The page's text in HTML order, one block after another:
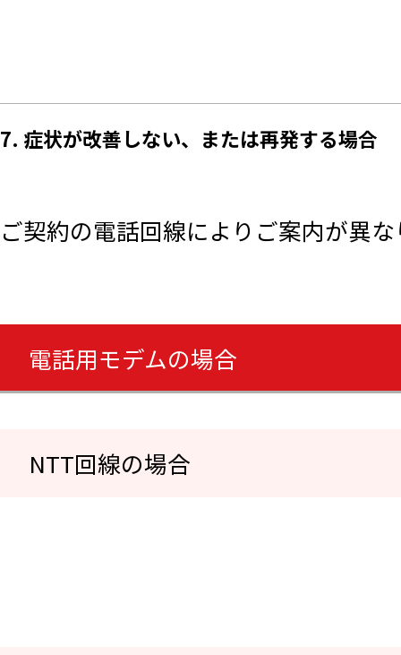
7. 症状が改善しない、または再発する場合
ご契約の電話回線によりご案内が異
電話用モデムの場合
NTT回線の場合